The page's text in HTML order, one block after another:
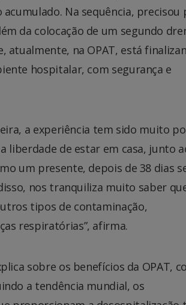
Na sequência, precisou
da colocação de um segundo
na OPAT, está
hospitalar, com segurança e
a experiência tem sido muito
liberdade de estar em casa, junto
um presente, depois de 38 dias
nos tranquiliza muito saber
tipos de contaminação,
respiratórias”, afirma.
sobre os benefícios da OPAT,
a tendência mundial, os